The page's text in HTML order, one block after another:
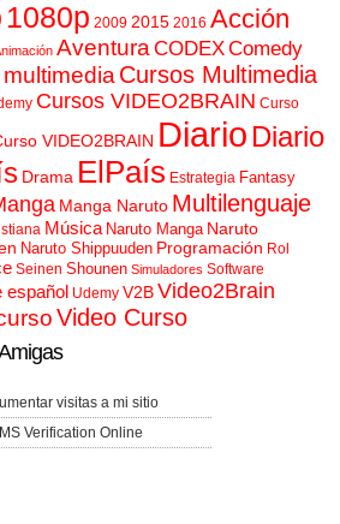
1080p 2009 2015 2016 Acción
AventuraCODEXComedy
Cursos Multimedia
Cursos VIDEO2BRAIN Curso
VIDEO2BRAIN Diario Diario
Drama ElPaís Estrategia Fantasy
Manga Naruto Multilenguaje
Música Naruto Manga Naruto
Naruto Shippuuden Programación Rol
Seinen Shounen Simuladores Software
español Udemy V2BVideo2Brain
Video Curso
visitas a mi sitio
Verification Online